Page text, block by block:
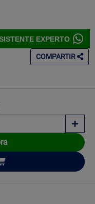
EXPERTO
COMPARTIR